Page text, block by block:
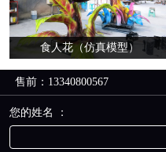
食人花（仿真模型）
售前：13340800567
您的姓名 ：